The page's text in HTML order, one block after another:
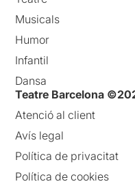
Musicals
Humor
Infantil
Dansa
Teatre Barcelona
Atenció al client
Avís legal
Política de privacitat
Política de cookies